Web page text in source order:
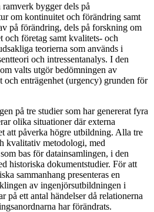
bygger dels på
om kontinuitet och förändring samt
på förändring, dels på forskning om
och företag samt kvalitets- och
teorierna som används i
och intressentanalys. I den
valts utgör bedömningen av
och enträgenhet (urgency) grunden för
på tre studier som har genererat fyra
olika situationer där externa
att påverka högre utbildning. Alla tre
kvalitativ metodologi, med
bas för datainsamlingen, i den
historiska dokumentstudier. För att
sammanhang presenteras en
av ingenjörsutbildningen i
på ett antal händelser då relationerna
har förändrats.